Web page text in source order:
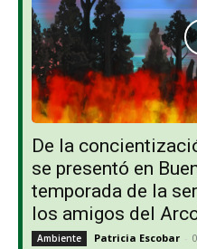
De la
se presentó en
temporada de la
los amigos del
Ambiente Patricia Escobar -